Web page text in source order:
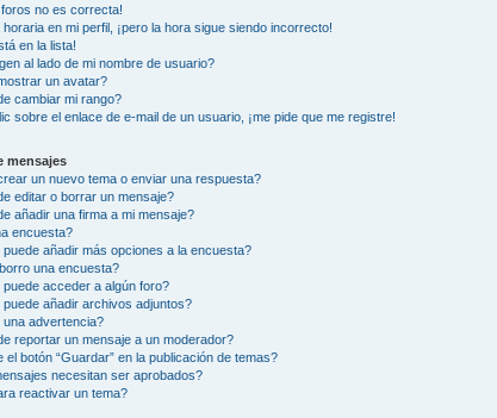
foros no es correcta!
en mi perfil, ¡pero la hora sigue siendo incorrecto!
en la lista!
al lado de mi nombre de usuario?
un avatar?
cambiar mi rango?
sobre el enlace de e-mail de un usuario, ¡me pide que me registre!
mensajes
un nuevo tema o enviar una respuesta?
editar o borrar un mensaje?
añadir una firma a mi mensaje?
encuesta?
añadir más opciones a la encuesta?
una encuesta?
acceder a algún foro?
añadir archivos adjuntos?
advertencia?
reportar un mensaje a un moderador?
el botón “Guardar” en la publicación de temas?
necesitan ser aprobados?
reactivar un tema?